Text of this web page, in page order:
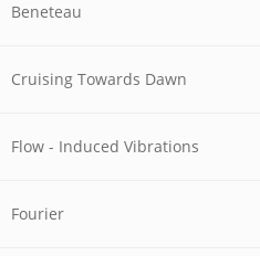
Beneteau
Cruising Towards Dawn
Flow - Induced Vibrations
Fourier